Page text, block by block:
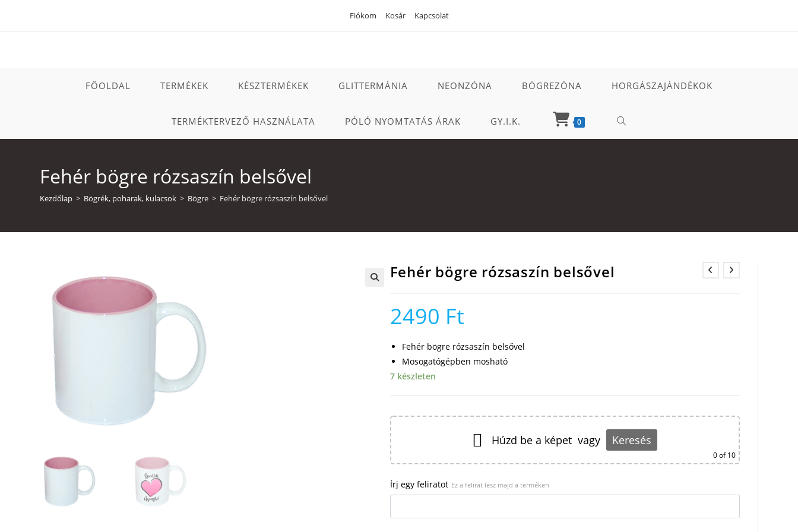
Fiókom Kosár Kapcsolat
FŐOLDAL TERMÉKEK KÉSZTERMÉKEK GLITTERMÁNIA NEONZÓNA BÖGREZÓNA HORGÁSZAJÁNDÉKOK
TERMÉKTERVEZŐ HASZNÁLATA PÓLÓ NYOMTATÁS ÁRAK GY.I.K. 0 TOGGLE
Fehér bögre rózsaszín belsővel
Kezdőlap > Bögrék, poharak, kulacsok > Bögre > Fehér bögre rózsaszín belsővel
Fehér bögre rózsaszín belsővel
2490 Ft
Fehér bögre rózsaszín belsővel
Mosogatógépben mosható
7 készleten
Húzd be a képet vagy Keresés
0of 10
Írj egy feliratot Ez a felirat lesz majd a terméken